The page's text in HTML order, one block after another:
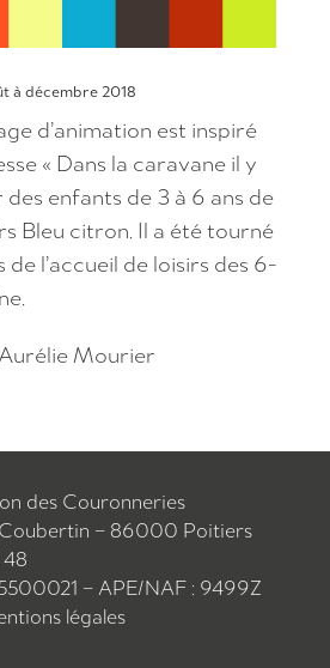
à décembre 2018
d’animation est inspiré
« Dans la caravane il y
des enfants de 3 à 6 ans de
Bleu citron. Il a été tourné
de l’accueil de loisirs des 6-
Mourier
des Couronneries
– 86000 Poitiers
48
– APE/NAF : 9499Z
légales